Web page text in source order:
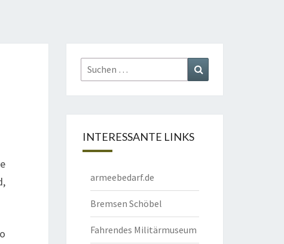
Suchen
nach:
INTERESSANTE LINKS
armeebedarf.de
Bremsen Schöbel
Fahrendes Militärmuseum